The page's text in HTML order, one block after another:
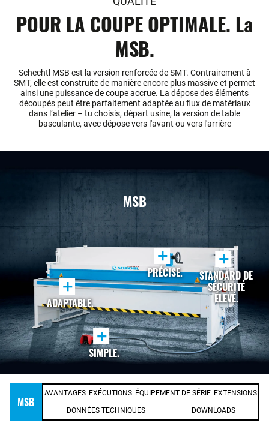
POUR LA COUPE OPTIMALE. La
MSB.
Schechtl MSB est la version renforcée de SMT. Contrairement à
SMT, elle est construite de manière encore plus massive et permet
ainsi une puissance de coupe accrue. La dépose des éléments
découpés peut être parfaitement adaptée au flux de matériaux
dans l’atelier – tu choisis, départ usine, la version de table
basculante, avec dépose vers l'avant ou vers l'arrière
MSB
+
PRÉCISE.
+
STANDARD DE
SÉCURITÉ
ÉLEVÉ.
+
ADAPTABLE.
+
SIMPLE.
MSB
AVANTAGES EXÉCUTIONS ÉQUIPEMENT DE SÉRIE EXTENSIONS
DONNÉES TECHNIQUES DOWNLOADS